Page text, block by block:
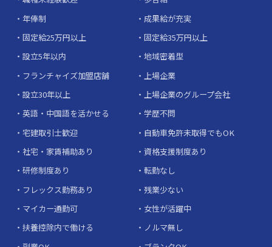
年俸制
成果給が充実
固定給25万円以上
固定給35万円以上
設立5年以内
地域密着型
フランチャイズ加盟店舗
上場企業
設立30年以上
上場企業のグループ会社
英語・中国語を活かせる
学歴不問
宅建取引士歓迎
自動車免許未取得でもOK
社宅・家賃補助あり
資格支援制度あり
研修制度あり
転勤なし
フレックス勤務あり
残業少ない
マイカー通勤可
女性が活躍中
扶養控除内で働ける
ノルマ無し